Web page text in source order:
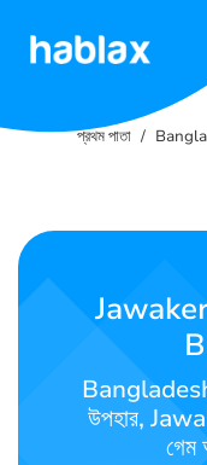
সেবা
প্রথম পাতা
Jawaker
Bangladesh
উপহার,